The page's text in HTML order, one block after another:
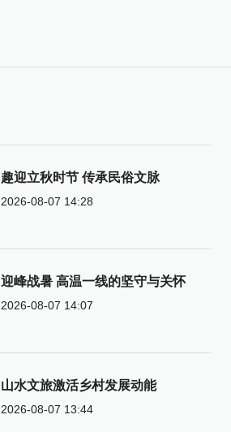
趣迎立秋时节 传承民俗文脉
2026-08-07 14:28
迎峰战暑 高温一线的坚守与关怀
2026-08-07 14:07
山水文旅激活乡村发展动能
2026-08-07 13:44